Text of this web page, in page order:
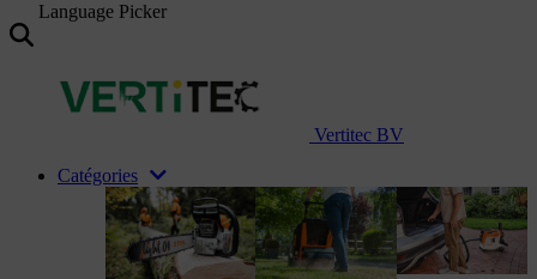
Language Picker
Vertitec BV
Catégories